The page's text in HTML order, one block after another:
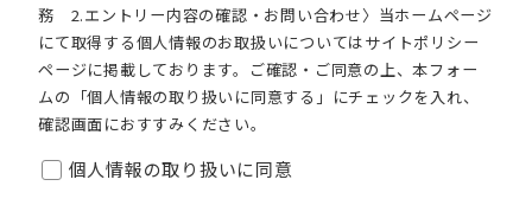
務 2.エントリー内容の確認・お問い合わせ〉当ホームページ
にて取得する個人情報のお取扱いについてはサイトポリシー
ページに掲載しております。ご確認・ご同意の上、本フォー
ムの「個人情報の取り扱いに同意する」にチェックを入れ、
確認画面におすすみください。
個人情報の取り扱いに同意